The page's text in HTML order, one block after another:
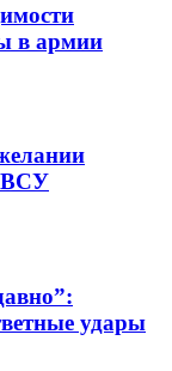
в армии
ВСУ
удары